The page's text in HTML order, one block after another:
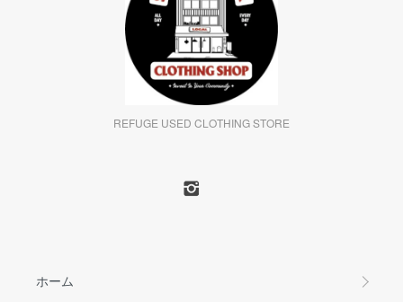
REFUGE USED CLOTHING STORE
ホーム